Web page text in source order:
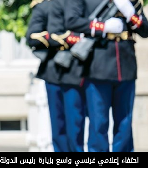
عدد اليوم
مواقيت الصلاة
الأحوال الجوية
احتفاء إعلامي فرنسي واسع بزيارة رئيس الدولة